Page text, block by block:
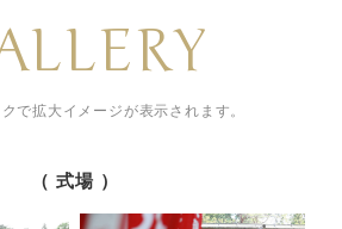
で拡大イメージが表示されます。
（ 式場 ）